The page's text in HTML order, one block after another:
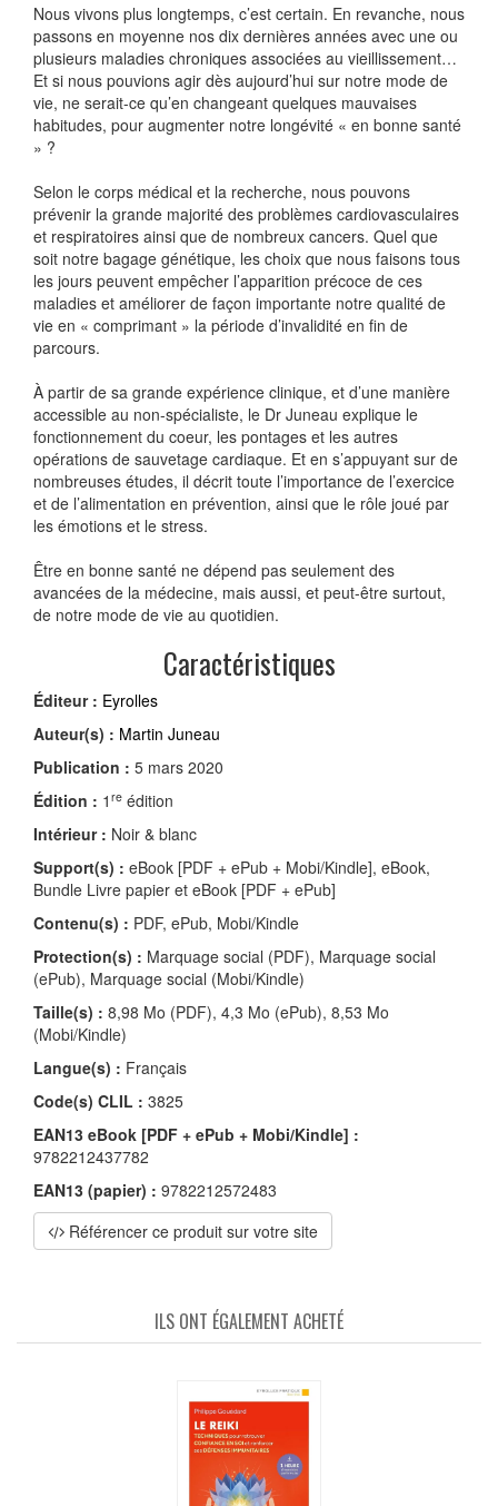
Nous vivons plus longtemps, c’est certain. En revanche, nous
passons en moyenne nos dix dernières années avec une ou
plusieurs maladies chroniques associées au vieillissement…
Et si nous pouvions agir dès aujourd’hui sur notre mode de
vie, ne serait-ce qu’en changeant quelques mauvaises
habitudes, pour augmenter notre longévité « en bonne santé
» ?
Selon le corps médical et la recherche, nous pouvons
prévenir la grande majorité des problèmes cardiovasculaires
et respiratoires ainsi que de nombreux cancers. Quel que
soit notre bagage génétique, les choix que nous faisons tous
les jours peuvent empêcher l’apparition précoce de ces
maladies et améliorer de façon importante notre qualité de
vie en « comprimant » la période d’invalidité en fin de
parcours.
À partir de sa grande expérience clinique, et d’une manière
accessible au non-spécialiste, le Dr Juneau explique le
fonctionnement du coeur, les pontages et les autres
opérations de sauvetage cardiaque. Et en s’appuyant sur de
nombreuses études, il décrit toute l’importance de l’exercice
et de l’alimentation en prévention, ainsi que le rôle joué par
les émotions et le stress.
Être en bonne santé ne dépend pas seulement des
avancées de la médecine, mais aussi, et peut-être surtout,
de notre mode de vie au quotidien.
Caractéristiques
Éditeur : Eyrolles
Auteur(s) : Martin Juneau
Publication : 5 mars 2020
Édition : 1 re édition
Intérieur : Noir & blanc
Support(s) : eBook [PDF + ePub + Mobi/Kindle], eBook,
Bundle Livre papier et eBook [PDF + ePub]
Contenu(s) : PDF, ePub, Mobi/Kindle
Protection(s) : Marquage social (PDF), Marquage social
(ePub), Marquage social (Mobi/Kindle)
Taille(s) : 8,98 Mo (PDF), 4,3 Mo (ePub), 8,53 Mo
(Mobi/Kindle)
Langue(s) : Français
Code(s) CLIL : 3825
EAN13 eBook [PDF + ePub + Mobi/Kindle] :
9782212437782
EAN13 (papier) : 9782212572483
Référencer ce produit sur votre site
ILS ONT ÉGALEMENT ACHETÉ